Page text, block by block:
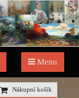
Menu
Nákupní košík